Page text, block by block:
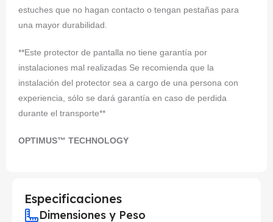
estuches que no hagan contacto o tengan pestañas para
una mayor durabilidad.
**Este protector de pantalla no tiene garantía por
instalaciones mal realizadas Se recomienda que la
instalación del protector sea a cargo de una persona con
experiencia, sólo se dará garantía en caso de perdida
durante el transporte**
OPTIMUS™ TECHNOLOGY
Especificaciones
Dimensiones y Peso